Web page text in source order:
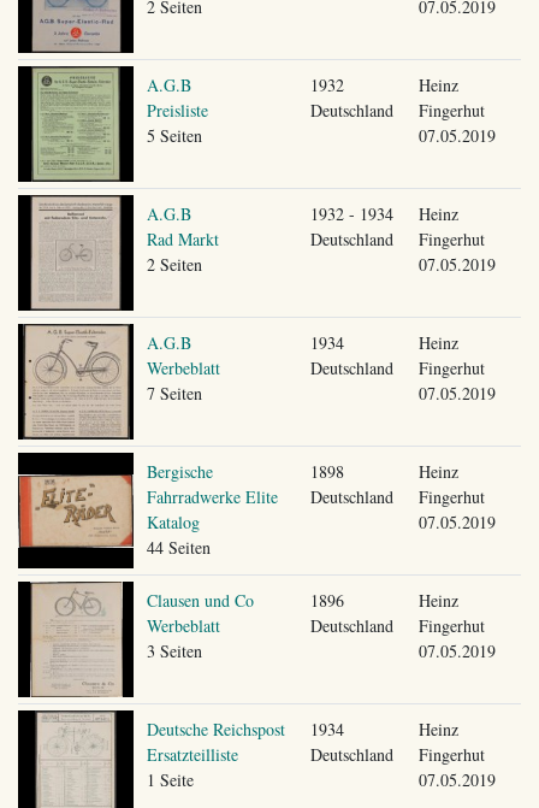
2 Seiten
07.05.2019
A.G.B
Preisliste
5 Seiten
1932
Deutschland
Heinz
Fingerhut
07.05.2019
A.G.B
Rad Markt
2 Seiten
1932 - 1934
Deutschland
Heinz
Fingerhut
07.05.2019
A.G.B
Werbeblatt
7 Seiten
1934
Deutschland
Heinz
Fingerhut
07.05.2019
Bergische
Fahrradwerke Elite
Katalog
44 Seiten
1898
Deutschland
Heinz
Fingerhut
07.05.2019
Clausen und Co
Werbeblatt
3 Seiten
1896
Deutschland
Heinz
Fingerhut
07.05.2019
Deutsche Reichspost
Ersatzteilliste
1 Seite
1934
Deutschland
Heinz
Fingerhut
07.05.2019